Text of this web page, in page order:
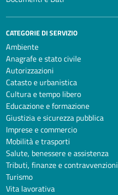
CATEGORIE DI SERVIZIO
Ambiente
Anagrafe e stato civile
Autorizzazioni
Catasto e urbanistica
Cultura e tempo libero
Educazione e formazione
Giustizia e sicurezza pubblica
Imprese e commercio
Mobilità e trasporti
Salute, benessere e assistenza
Tributi, finanze e contravvenzioni
Turismo
Vita lavorativa